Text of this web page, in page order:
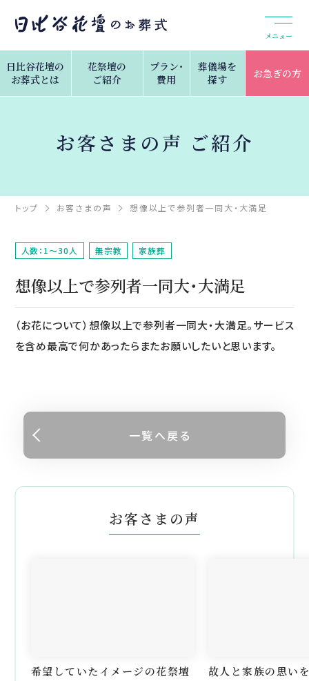
メニュー
日比谷花壇の
お葬式とは
花祭壇の
ご紹介
プラン・
費用
葬儀場を
探す
お急ぎの方
お客さまの声 ご紹介
トップ お客さまの声 想像以上で参列者一同大・大満足
人数：1～30人 無宗教 家族葬
想像以上で参列者一同大・大満足
（お花について）想像以上で参列者一同大・大満足。サービス
を含め最高で何かあったらまたお願いしたいと思います。
一覧へ戻る
お客さまの声
希望していたイメージの花祭壇 故人と家族の思い